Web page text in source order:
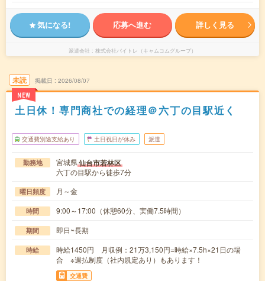
気になる! 応募へ進む 詳しく見る
派遣会社 株式会社バイトレ（キャムコムグループ）
未読
NEW
掲載日 2026/08/07
土日休！専門商社での経理＠六丁の目駅近く
交通費別途支給あり 土日祝日が休み 派遣
勤務地 宮城県仙台市若林区
六丁の目駅から徒歩7分
曜日頻度 月～金
時間 9:00～17:00（休憩60分、実働7.5時間）
期間 即日~長期
時給
時給1450円 月収例：21万3,150円=時給×7.5h×21日の場
合 ※週払制度（社内規定あり）もあります！
交通費